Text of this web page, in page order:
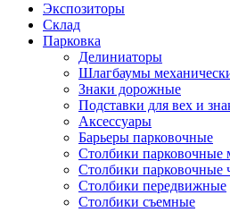
Экспозиторы
Склад
Парковка
Делиниаторы
Шлагбаумы
Знаки дорожные
Подставки для вех и
Аксессуары
Барьеры парковочные
Столбики парковочные
Столбики парковочные
Столбики передвижные
Столбики съемные